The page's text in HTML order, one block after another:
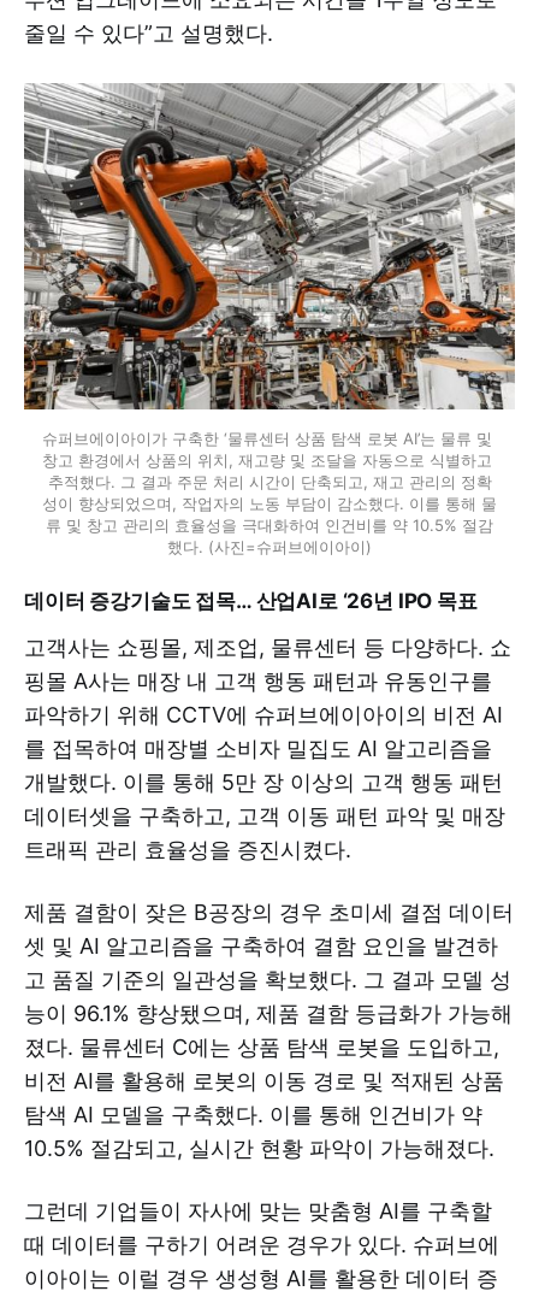
줄일 수 있다”고 설명했다.
슈퍼브에이아이가 구축한 ‘물류센터 상품 탐색 로봇 AI’는 물류 및
창고 환경에서 상품의 위치, 재고량 및 조달을 자동으로 식별하고
추적했다. 그 결과 주문 처리 시간이 단축되고, 재고 관리의 정확
성이 향상되었으며, 작업자의 노동 부담이 감소했다. 이를 통해 물
류 및 창고 관리의 효율성을 극대화하여 인건비를 약 10.5% 절감
했다. (사진=슈퍼브에이아이)
데이터 증강기술도 접목… 산업AI로 ‘26년 IPO 목표
고객사는 쇼핑몰, 제조업, 물류센터 등 다양하다. 쇼
핑몰 A사는 매장 내 고객 행동 패턴과 유동인구를
파악하기 위해 CCTV에 슈퍼브에이아이의 비전 AI
를 접목하여 매장별 소비자 밀집도 AI 알고리즘을
개발했다. 이를 통해 5만 장 이상의 고객 행동 패턴
데이터셋을 구축하고, 고객 이동 패턴 파악 및 매장
트래픽 관리 효율성을 증진시켰다.
제품 결함이 잦은 B공장의 경우 초미세 결점 데이터
셋 및 AI 알고리즘을 구축하여 결함 요인을 발견하
고 품질 기준의 일관성을 확보했다. 그 결과 모델 성
능이 96.1% 향상됐으며, 제품 결함 등급화가 가능해
졌다. 물류센터 C에는 상품 탐색 로봇을 도입하고,
비전 AI를 활용해 로봇의 이동 경로 및 적재된 상품
탐색 AI 모델을 구축했다. 이를 통해 인건비가 약
10.5% 절감되고, 실시간 현황 파악이 가능해졌다.
그런데 기업들이 자사에 맞는 맞춤형 AI를 구축할
때 데이터를 구하기 어려운 경우가 있다. 슈퍼브에
이아이는 이럴 경우 생성형 AI를 활용한 데이터 증